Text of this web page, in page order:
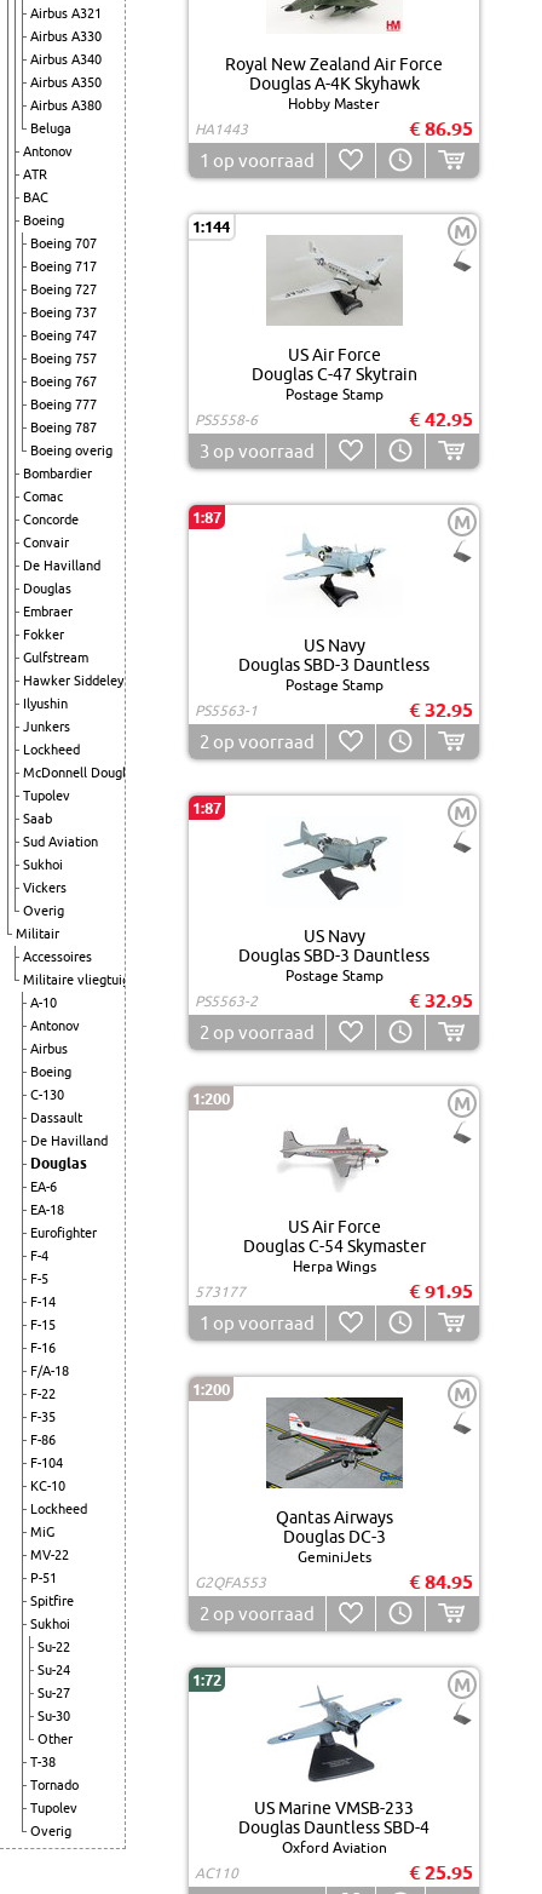
Airbus A321
Airbus A330
Airbus A340
Airbus A350
Airbus A380
Beluga
Antonov
ATR
BAC
Boeing
Boeing 707
Boeing 717
Boeing 727
Boeing 737
Boeing 747
Boeing 757
Boeing 767
Boeing 777
Boeing 787
Boeing overig
Bombardier
Comac
Concorde
Convair
De Havilland
Douglas
Embraer
Fokker
Gulfstream
Hawker Siddeley
Ilyushin
Junkers
Lockheed
McDonnell Douglas
Tupolev
Saab
Sud Aviation
Sukhoi
Vickers
Overig
Militair
Accessoires
Militaire vliegtuigen
A-10
Antonov
Airbus
Boeing
C-130
Dassault
De Havilland
Douglas
EA-6
EA-18
Eurofighter
F-4
F-5
F-14
F-15
F-16
F/A-18
F-22
F-35
F-86
F-104
KC-10
Lockheed
MiG
MV-22
P-51
Spitfire
Sukhoi
Su-22
Su-24
Su-27
Su-30
Other
T-38
Tornado
Tupolev
Overig
Royal New Zealand Air Force
Douglas A-4K Skyhawk
Hobby Master
HA1443
€ 86.95
1 op voorraad
1:144 M
US Air Force
Douglas C-47 Skytrain
Postage Stamp
PS5558-6
€ 42.95
3 op voorraad
1:87 M
US Navy
Douglas SBD-3 Dauntless
Postage Stamp
PS5563-1
€ 32.95
2 op voorraad
1:87 M
US Navy
Douglas SBD-3 Dauntless
Postage Stamp
PS5563-2
€ 32.95
2 op voorraad
1:200 M
US Air Force
Douglas C-54 Skymaster
Herpa Wings
573177
€ 91.95
1 op voorraad
1:200 M
Qantas Airways
Douglas DC-3
GeminiJets
G2QFA553
€ 84.95
2 op voorraad
1:72 M
US Marine VMSB-233
Douglas Dauntless SBD-4
Oxford Aviation
AC110
€ 25.95